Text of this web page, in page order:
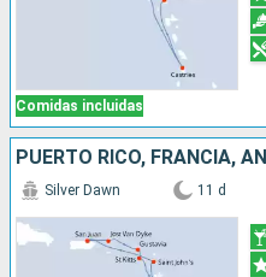
Comidas incluidas
Silver Dawn 11 d